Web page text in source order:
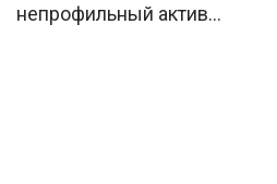
непрофильный актив…